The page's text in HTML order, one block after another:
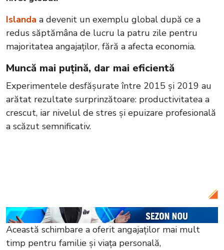
Islanda a devenit un exemplu global după ce a
redus săptămâna de lucru la patru zile pentru
majoritatea angajaților, fără a afecta economia.
Muncă mai puțină, dar mai eficientă
Experimentele desfășurate între 2015 și 2019 au
arătat rezultate surprinzătoare: productivitatea a
crescut, iar nivelul de stres și epuizare profesională
a scăzut semnificativ.
Această schimbare a oferit angajaților mai mult
timp pentru familie și viața personală,